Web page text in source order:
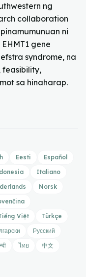
ng
collaboration
ni
gene
syndrome, na
feasibility,
sa hinaharap.
Eesti
Español
Italiano
Norsk
Việt
Türkçe
Русский
ไทย
中文